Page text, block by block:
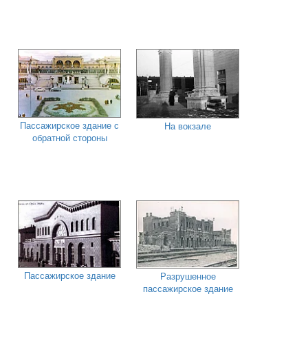
Пассажирское здание с
обратной стороны
На вокзале
Пассажирское здание
Разрушенное
пассажирское здание